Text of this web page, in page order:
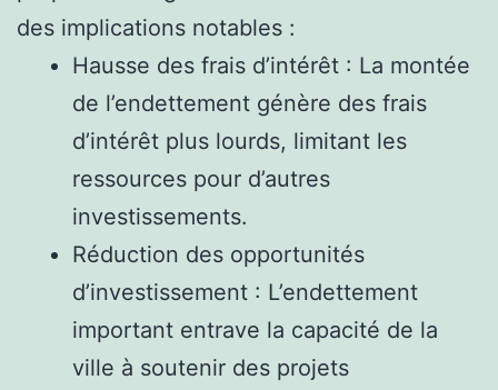
des implications notables :
Hausse des frais d’intérêt : La montée
de l’endettement génère des frais
d’intérêt plus lourds, limitant les
ressources pour d’autres
investissements.
Réduction des opportunités
d’investissement : L’endettement
important entrave la capacité de la
ville à soutenir des projets